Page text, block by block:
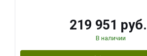
219 951 руб.
В наличии